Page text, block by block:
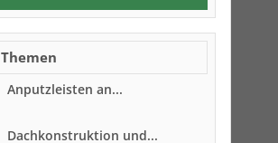
Anputzleisten an...
Dachkonstruktion und...